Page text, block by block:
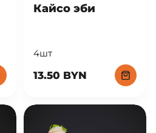
Кайсо эби
4шт
13.50 BYN